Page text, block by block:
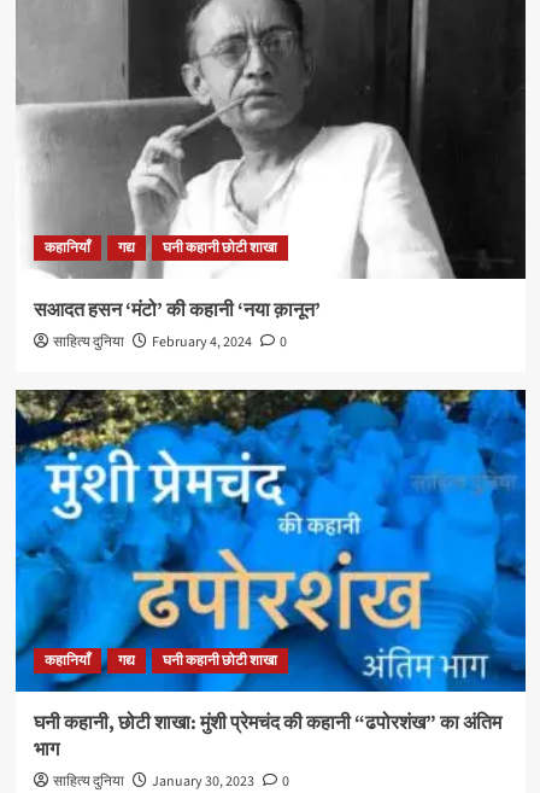
कहानियाँ गद्य घनी कहानी छोटी शाखा
सआदत हसन ‘मंटो’ की कहानी ‘नया क़ानून’
साहित्य दुनिया February 4, 2024 0
कहानियाँ गद्य घनी कहानी छोटी शाखा
घनी कहानी, छोटी शाखा: मुंशी प्रेमचंद की कहानी “ढपोरशंख” का अंतिम
भाग
साहित्य दुनिया January 30, 2023 0